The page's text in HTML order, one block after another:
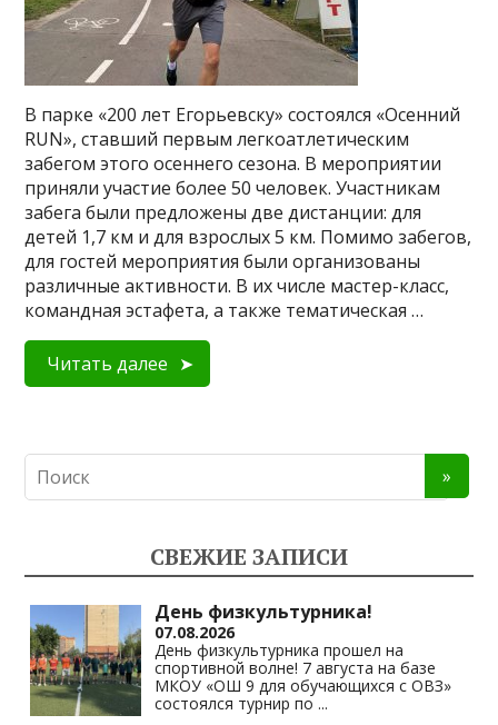
В парке «200 лет Егорьевску» состоялся «Осенний
RUN», ставший первым легкоатлетическим
забегом этого осеннего сезона. В мероприятии
приняли участие более 50 человек. Участникам
забега были предложены две дистанции: для
детей 1,7 км и для взрослых 5 км. Помимо забегов,
для гостей мероприятия были организованы
различные активности. В их числе мастер-класс,
командная эстафета, а также тематическая …
Читать далее
СВЕЖИЕ ЗАПИСИ
День физкультурника!
07.08.2026
День физкультурника прошел на
спортивной волне! 7 августа на базе
МКОУ «ОШ 9 для обучающихся с ОВЗ»
состоялся турнир по ...